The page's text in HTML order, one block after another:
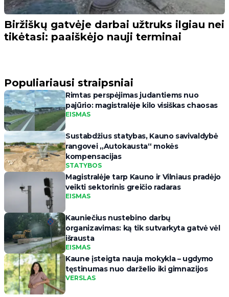
Biržiškų gatvėje darbai užtruks ilgiau nei
tikėtasi: paaiškėjo nauji terminai
Populiariausi straipsniai
Rimtas perspėjimas judantiems nuo
pajūrio: magistralėje kilo visiškas chaosas
EISMAS
Sustabdžius statybas, Kauno savivaldybė
rangovei „Autokausta“ mokės
kompensacijas
STATYBOS
Magistralėje tarp Kauno ir Vilniaus pradėjo
veikti sektorinis greičio radaras
EISMAS
Kauniečius nustebino darbų
organizavimas: ką tik sutvarkyta gatvė vėl
išrausta
EISMAS
Kaune įsteigta nauja mokykla – ugdymo
tęstinumas nuo darželio iki gimnazijos
VERSLAS